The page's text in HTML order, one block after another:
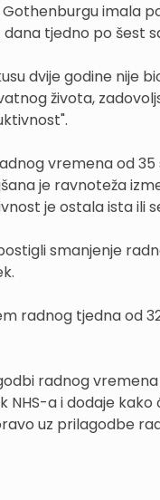
Gothenburgu imala
tjedno po šest
dvije godine nije
života,
vremena od 35
je ravnoteža
je ostala ista ili
smanjenje
radnog tjedna od
radnog
a i dodaje
uz prilagodbe